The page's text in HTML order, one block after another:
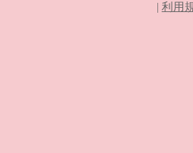
| 利用